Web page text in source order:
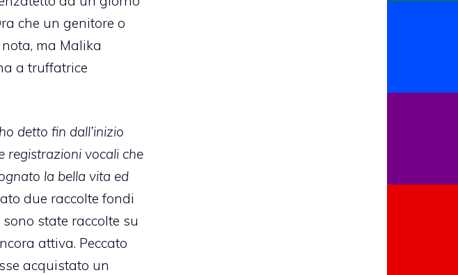
che un genitore o
ma Malika
a truffatrice
detto fin dall’inizio
registrazioni vocali che
la bella vita ed
due raccolte fondi
state raccolte su
attiva. Peccato
acquistato un